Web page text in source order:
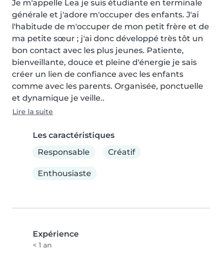
Je m'appelle Lea je suis étudiante en terminale
générale et j'adore m'occuper des enfants. J'ai
l'habitude de m'occuper de mon petit frère et de
ma petite sœur ; j'ai donc développé très tôt un
bon contact avec les plus jeunes. Patiente,
bienveillante, douce et pleine d'énergie je sais
créer un lien de confiance avec les enfants
comme avec les parents. Organisée, ponctuelle
et dynamique je veille..
Lire la suite
Les caractéristiques
Responsable
Créatif
Enthousiaste
Expérience
< 1 an